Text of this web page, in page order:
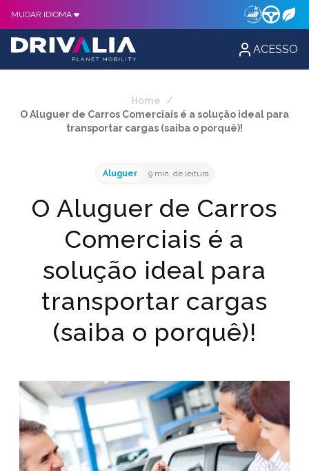
MUDAR IDIOMA
ACESSO
Home
/
O Aluguer de Carros Comerciais é a solução ideal para
transportar cargas (saiba o porquê)!
Aluguer 9 min. de leitura
O Aluguer de Carros
Comerciais é a
solução ideal para
transportar cargas
(saiba o porquê)!